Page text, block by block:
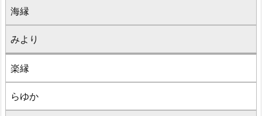
海縁
みより
楽縁
らゆか